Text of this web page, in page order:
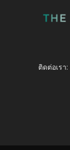
ติดต่อเรา: